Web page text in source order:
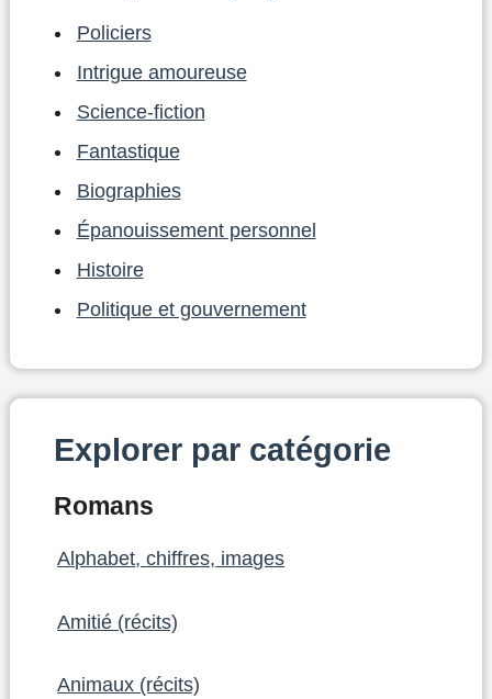
Policiers
Intrigue amoureuse
Science-fiction
Fantastique
Biographies
Épanouissement personnel
Histoire
Politique et gouvernement
Explorer par catégorie
Romans
Alphabet, chiffres, images
Amitié (récits)
Animaux (récits)